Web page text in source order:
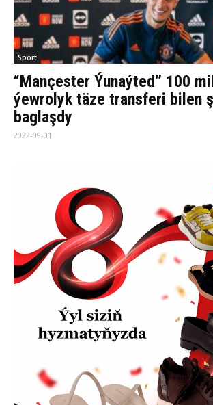
Sport
“Mançester Ýunaýted” 100
ýewrolyk täze transferi bilen
baglaşdy
2022-09-01